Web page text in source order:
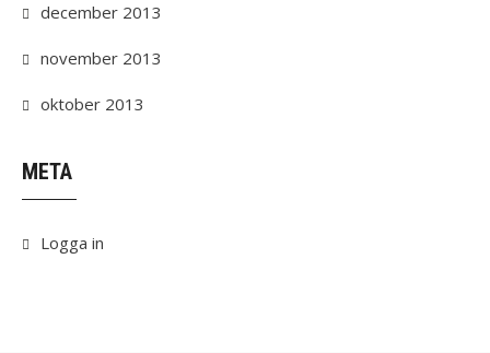
december 2013
november 2013
oktober 2013
META
Logga in